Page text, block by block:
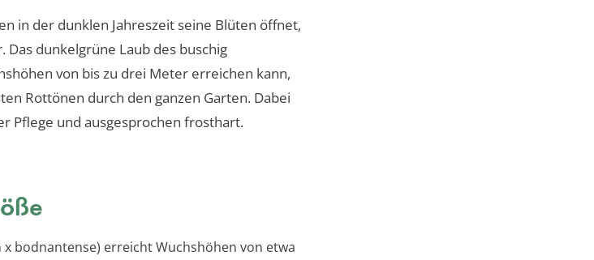
in der dunklen Jahreszeit seine Blüten öffnet,
Das dunkelgrüne Laub des buschig
von bis zu drei Meter erreichen kann,
Rottönen durch den ganzen Garten. Dabei
Pflege und ausgesprochen frosthart.
bodnantense) erreicht Wuchshöhen von etwa